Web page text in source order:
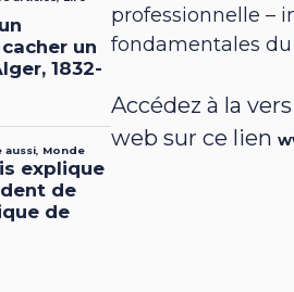
professionnelle –
fondamentales
Accédez à la
web sur ce lien